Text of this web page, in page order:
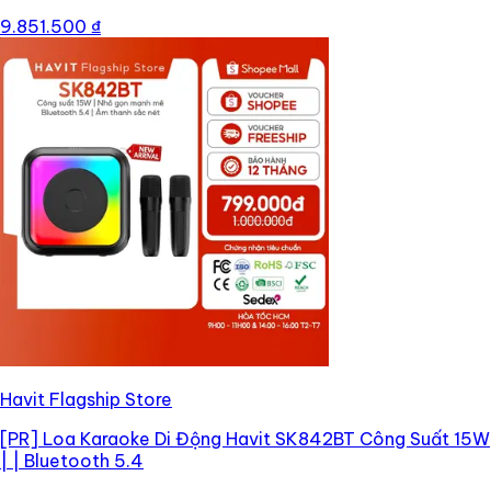
9.851.500 ₫
Havit Flagship Store
[PR] Loa Karaoke Di Động Havit SK842BT Công Suất 15W
| | Bluetooth 5.4